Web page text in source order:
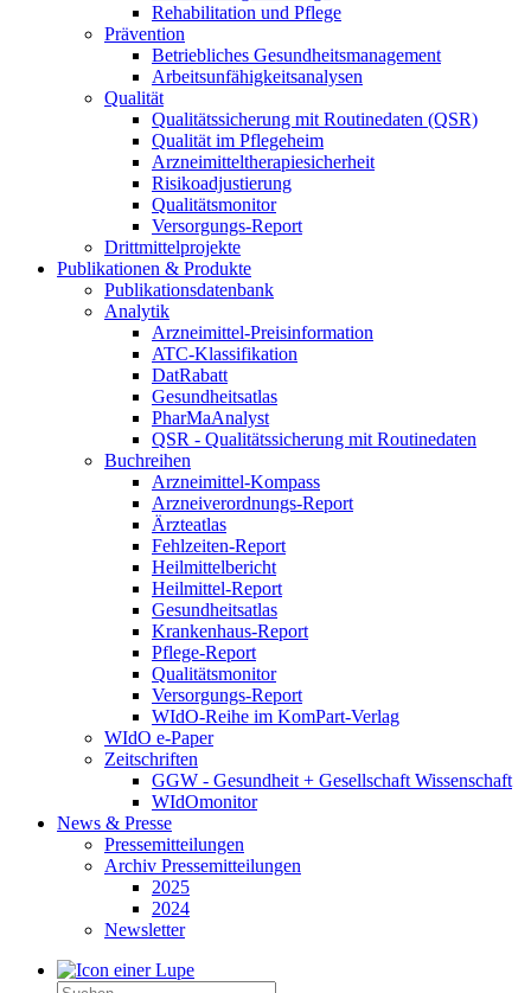
Rehabilitation und Pflege
Prävention
Betriebliches Gesundheitsmanagement
Arbeitsunfähigkeitsanalysen
Qualität
Qualitätssicherung mit Routinedaten (QSR)
Qualität im Pflegeheim
Arzneimitteltherapiesicherheit
Risikoadjustierung
Qualitätsmonitor
Versorgungs-Report
Drittmittelprojekte
Publikationen & Produkte
Publikationsdatenbank
Analytik
Arzneimittel-Preisinformation
ATC-Klassifikation
DatRabatt
Gesundheitsatlas
PharMaAnalyst
QSR - Qualitätssicherung mit Routinedaten
Buchreihen
Arzneimittel-Kompass
Arzneiverordnungs-Report
Ärzteatlas
Fehlzeiten-Report
Heilmittelbericht
Heilmittel-Report
Gesundheitsatlas
Krankenhaus-Report
Pflege-Report
Qualitätsmonitor
Versorgungs-Report
WIdO-Reihe im KomPart-Verlag
WIdO e-Paper
Zeitschriften
GGW - Gesundheit + Gesellschaft Wissenschaft
WIdOmonitor
News & Presse
Pressemitteilungen
Archiv Pressemitteilungen
2025
2024
Newsletter